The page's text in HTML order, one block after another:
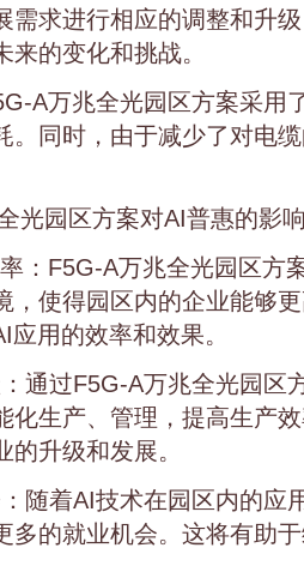
需求进行相应的调整和升
来的变化和挑战。
A万兆全光园区方案采用
。同时，由于减少了对电
光园区方案对AI普惠的影
：F5G-A万兆全光园区方
，使得园区内的企业能够
用的效率和效果。
通过F5G-A万兆全光园区
化生产、管理，提高生产
升级和发展。
随着AI技术在园区内的应
多的就业机会。这将有助